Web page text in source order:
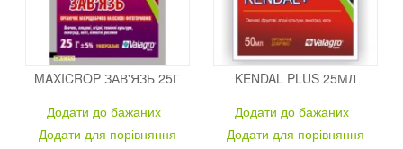
MAXICROP ЗАВ'ЯЗЬ 25Г
Додати до бажаних
Додати для порівняння
KENDAL PLUS 25МЛ
Додати до бажаних
Додати для порівняння